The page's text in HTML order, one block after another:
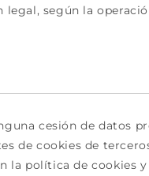
legal, según la
cesión de datos
de cookies de
la política de cookies y